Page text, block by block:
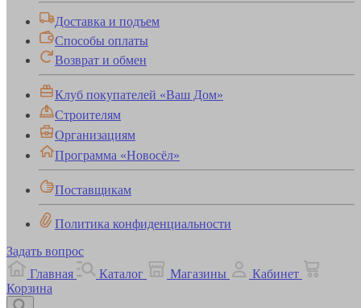
Доставка и подъем
Способы оплаты
Возврат и обмен
Клуб покупателей «Ваш Дом»
Строителям
Организациям
Программа «Новосёл»
Поставщикам
Политика конфиденциальности
Задать вопрос
Главная
Каталог Магазины
Кабинет
Корзина